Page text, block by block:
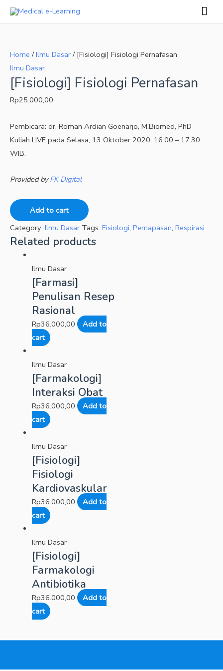
Skip
Home /Ilmu Dasar / [Fisiologi] Fisiologi Pernafasan
Ilmu Dasar
[Fisiologi] Fisiologi Pernafasan
Rp25.000,00
Pembicara: dr. Roman Ardian Goenarjo, M.Biomed, PhD
Kuliah LIVE pada Selasa, 13 Oktober 2020; 16.00 – 17.30
WIB.
Provided byFK Digital
Pernafasan
quantity
Add to cart
Category: Ilmu Dasar Tags: Fisiologi, Pernapasan, Respirasi
Related products
Ilmu Dasar
[Farmasi]
Penulisan Resep
Rasional
Rp36.000,00
Add to
cart
Ilmu Dasar
[Farmakologi]
Interaksi Obat
Rp36.000,00
Add to
cart
Ilmu Dasar
[Fisiologi]
Fisiologi
Kardiovaskular
Rp36.000,00
Add to
cart
Ilmu Dasar
[Fisiologi]
Farmakologi
Antibiotika
Rp36.000,00
Add to
cart